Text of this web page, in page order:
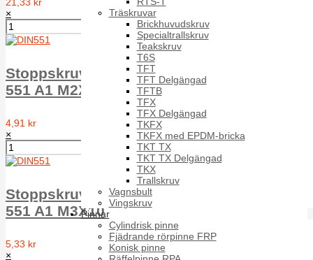
Träskruvar
Brickhuvudskruv
Specialtrallskruv
Teakskruv
T6S
TFT
TFT Delgängad
TFTB
TFX
TFX Delgängad
TKFX
TKFX med EPDM-bricka
TKT TX
TKT TX Delgängad
TKX
Trallskruv
Vagnsbult
Vingskruv
Pinnar
Cylindrisk pinne
Fjädrande rörpinne FRP
Konisk pinne
21,33 kr
×
Stoppskruv med spår plan ände MPSS DIN
551 A1 M2X5
4,91 kr
×
Stoppskruv med spår plan ände MPSS DIN
551 A1 M3X10
5,33 kr
×